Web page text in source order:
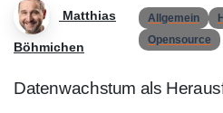
Matthias
Böhmichen
Allgemein
Opensource
Datenwachstum als